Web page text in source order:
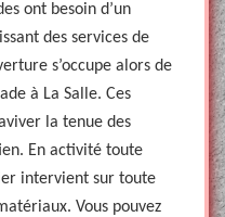
ont besoin d’un
des services de
s’occupe alors de
à La Salle. Ces
la tenue des
En activité toute
intervient sur toute
Vous pouvez